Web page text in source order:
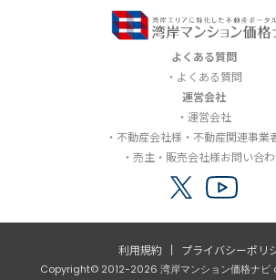
よくある質問
よくある質問
運営会社
運営会社
不動産会社様・不動産関連事業
売主・販売会社様お問い合
利用規約 プライバシーポリ
Copyright© 2012-2026 湾岸マンション価格ナ